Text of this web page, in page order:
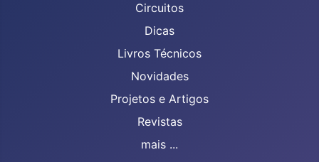
Circuitos
Dicas
Livros Técnicos
Novidades
Projetos e Artigos
Revistas
mais ...